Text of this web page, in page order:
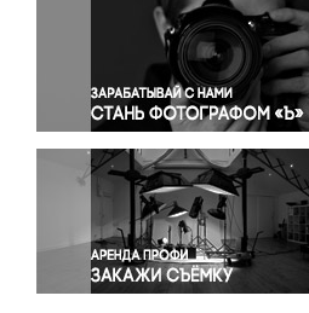
Политика
Правосудие
Происшествия и конфликты
Религия
Светская жизнь
Спорт
Экология
Экономика и бизнес